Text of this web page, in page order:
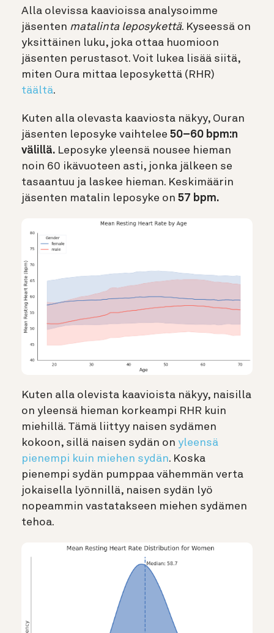
Alla olevissa kaavioissa analysoimme
jäsenten matalinta leposykettä. Kyseessä on
yksittäinen luku, joka ottaa huomioon
jäsenten perustasot. Voit lukea lisää siitä,
miten Oura mittaa leposykettä (RHR)
täältä.
Kuten alla olevasta kaaviosta näkyy, Ouran
jäsenten leposyke vaihtelee 50–60 bpm:n
välillä. Leposyke yleensä nousee hieman
noin 60 ikävuoteen asti, jonka jälkeen se
tasaantuu ja laskee hieman. Keskimäärin
jäsenten matalin leposyke on 57 bpm.
Kuten alla olevista kaavioista näkyy, naisilla
on yleensä hieman korkeampi RHR kuin
miehillä. Tämä liittyy naisen sydämen
kokoon, sillä naisen sydän on yleensä
pienempi kuin miehen sydän. Koska
pienempi sydän pumppaa vähemmän verta
jokaisella lyönnillä, naisen sydän lyö
nopeammin vastatakseen miehen sydämen
tehoa.